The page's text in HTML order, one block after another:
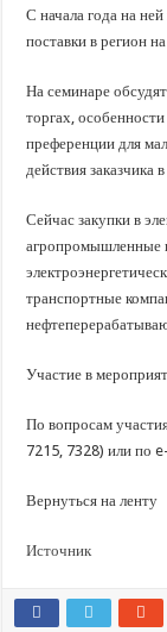
Стартовал прием
С начала года на
поставки в регион
На семинаре
торгах,
преференции для
действия заказчика
Сейчас закупки в
агропромышленные
транспортные
Участие в
По вопросам
7215, 7328) или по
Вернуться на ленту
Источник